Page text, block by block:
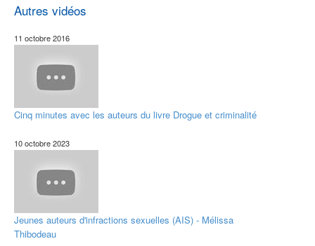
Autres vidéos
11 octobre 2016
Cinq minutes avec les auteurs du livre Drogue et criminalité
10 octobre 2023
Jeunes auteurs d'infractions sexuelles (AIS) - Mélissa
Thibodeau